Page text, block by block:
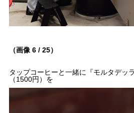
（画像 6 / 25）
タップコーヒーと一緒に『モルタデッ
（1500円）を